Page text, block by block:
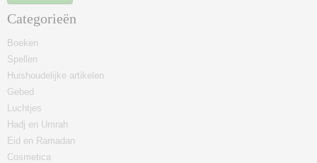
Categorieën
Boeken
Spellen
Huishoudelijke artikelen
Gebed
Luchtjes
Hadj en Umrah
Eid en Ramadan
Cosmetica